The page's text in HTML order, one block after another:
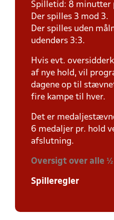
Spilletid: 8 minutter
Der spilles 3 mod 3.
Der spilles uden
udendørs 3:3.
Hvis evt.
af nye hold, vil
dagene op til
fire kampe til hver.
Det er
6 medaljer pr. hold
afslutning.
Oversigt over alle
Spilleregler